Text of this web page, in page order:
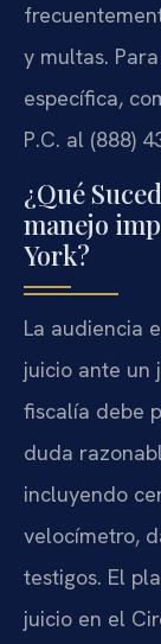
y multas.
específica,
P.C. al (888)
¿Qué
manejo
York?
La audiencia
juicio ante un
fiscalía debe
duda
incluyendo
velocímetro,
testigos. El
juicio en el